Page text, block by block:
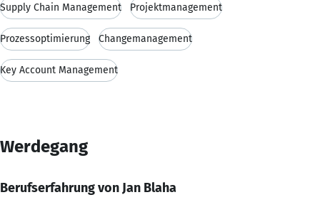
Supply Chain Management Projektmanagement
Prozessoptimierung Changemanagement
Key Account Management
Werdegang
Berufserfahrung von Jan Blaha